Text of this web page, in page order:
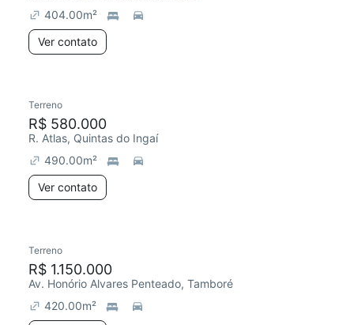
404.00m²
Ver contato
Terreno
R$ 580.000
R. Atlas, Quintas do Ingaí
490.00m²
Ver contato
Terreno
R$ 1.150.000
Av. Honório Alvares Penteado, Tamboré
420.00m²